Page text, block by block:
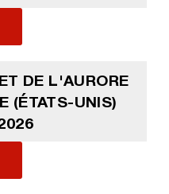
DE L'AURORE
(ÉTATS-UNIS)